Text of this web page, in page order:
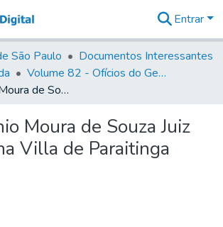
&
Coleções
Tudo na
Biblioteca
Estatísticas
Entrar
São Paulo
Documentos Interessantes
Volume 82 - Ofícios do General Martim Lopes Lobo de Saldanha (Governador da Capitania): 1779- 1780
Para Antonio Moura de Souza Juiz Ordinário na Villa de Paraitinga
Moura de Souza Juiz
Villa de Paraitinga